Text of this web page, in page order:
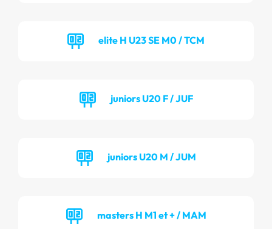
elite H U23 SE M0 / TCM
juniors U20 F / JUF
juniors U20 M / JUM
masters H M1 et + / MAM